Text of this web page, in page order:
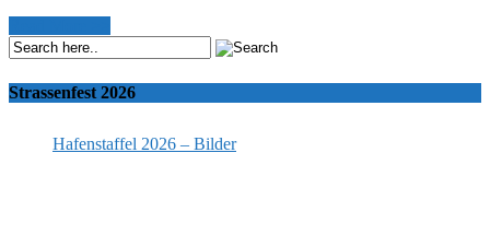
Strassenfest 2026
Hafenstaffel 2026 – Bilder